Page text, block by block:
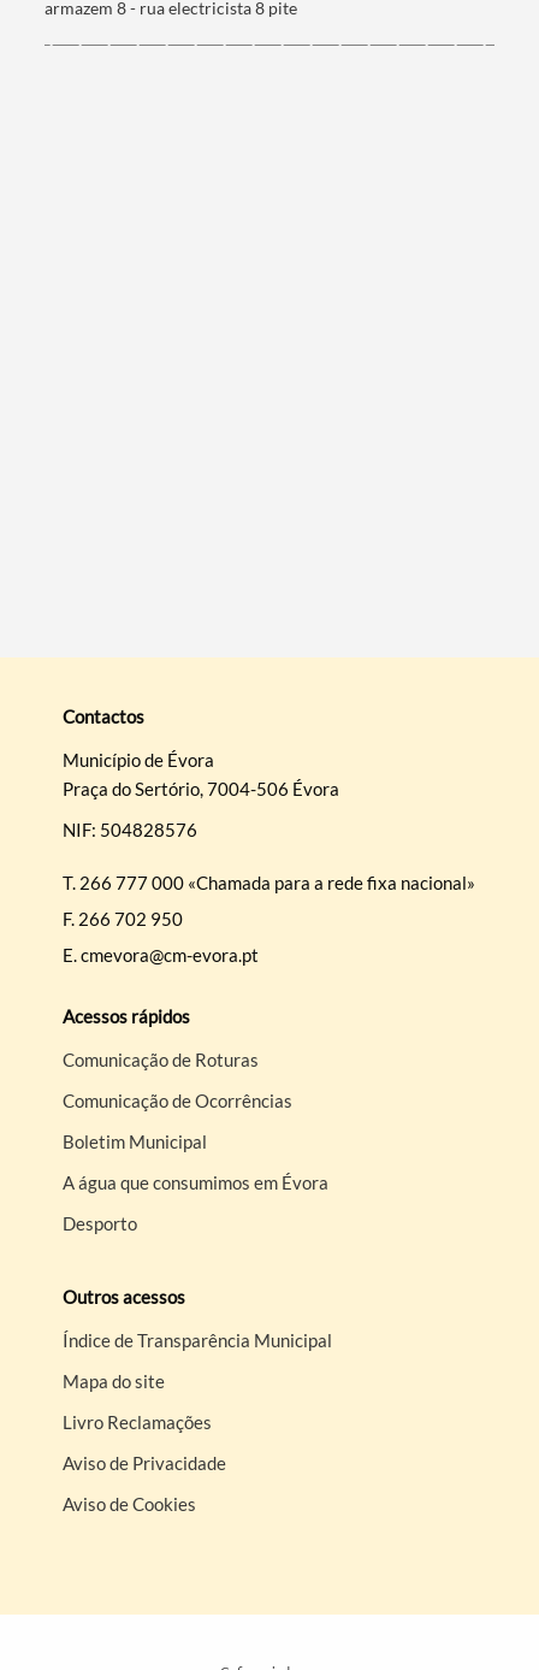
armazem 8 - rua electricista 8 pite
Contactos
Município de Évora
Praça do Sertório, 7004-506 Évora
NIF: 504828576
T. 266 777 000 «Chamada para a rede fixa nacional»
F. 266 702 950
E.cmevora@cm-evora.pt
Acessos rápidos
Comunicação de Roturas
Comunicação de Ocorrências
Boletim Municipal
A água que consumimos em Évora
Desporto
Outros acessos
Índice de Transparência Municipal
Mapa do site
Livro Reclamações
Aviso de Privacidade
Aviso de Cookies